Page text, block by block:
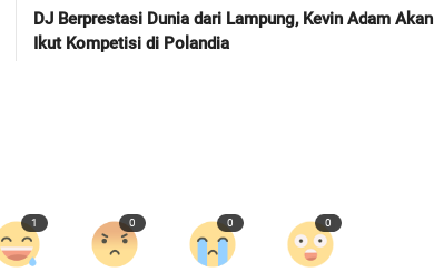
DJ Berprestasi Dunia dari Lampung, Kevin Adam Akan
Ikut Kompetisi di Polandia
1 0 0 0